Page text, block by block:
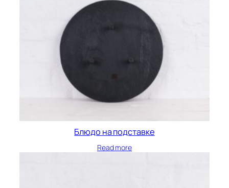
Блюдо на подставке
Read more